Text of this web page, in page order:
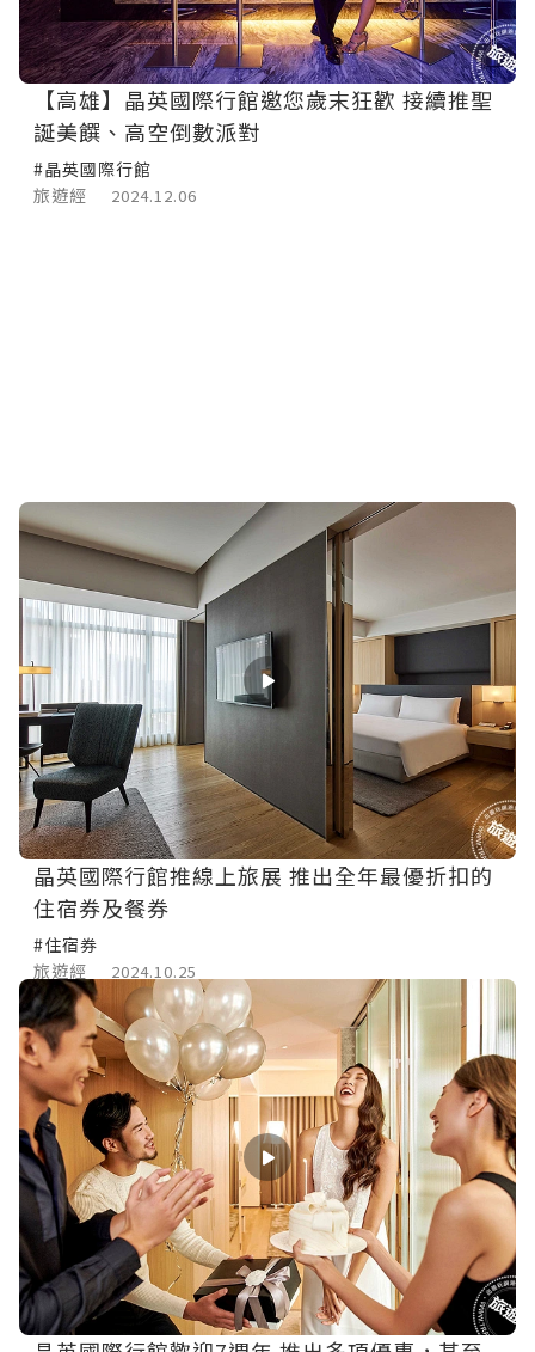
【高雄】晶英國際行館邀您歲末狂歡 接續推聖
誕美饌、高空倒數派對
#晶英國際行館
旅遊經
2024.12.06
晶英國際行館推線上旅展 推出全年最優折扣的
住宿券及餐券
#住宿券
旅遊經
2024.10.25